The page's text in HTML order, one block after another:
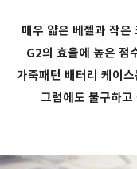
매우 얇은 베젤과 작
G2의 효율에 높은 점
가죽패턴 배터리 케이
그럼에도 불구하